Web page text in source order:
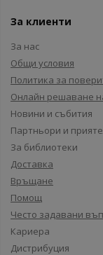
За клиенти
За нас
Общи условия
Политика за
Онлайн решаване
Новини и събития
Партньори и
За библиотеки
Доставка
Връщане
Помощ
Често задавани
Кариера
Дистрибуция